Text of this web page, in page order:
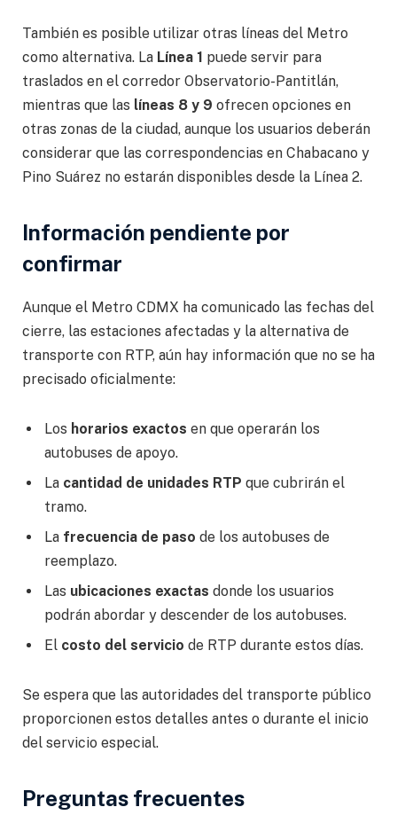
También es posible utilizar otras líneas del Metro
como alternativa. La Línea 1 puede servir para
traslados en el corredor Observatorio-Pantitlán,
mientras que las líneas 8 y 9 ofrecen opciones en
otras zonas de la ciudad, aunque los usuarios deberán
considerar que las correspondencias en Chabacano y
Pino Suárez no estarán disponibles desde la Línea 2.
Información pendiente por
confirmar
Aunque el Metro CDMX ha comunicado las fechas del
cierre, las estaciones afectadas y la alternativa de
transporte con RTP, aún hay información que no se ha
precisado oficialmente:
Los horarios exactos en que operarán los
autobuses de apoyo.
La cantidad de unidades RTP que cubrirán el
tramo.
La frecuencia de paso de los autobuses de
reemplazo.
Las ubicaciones exactas donde los usuarios
podrán abordar y descender de los autobuses.
El costo del servicio de RTP durante estos días.
Se espera que las autoridades del transporte público
proporcionen estos detalles antes o durante el inicio
del servicio especial.
Preguntas frecuentes